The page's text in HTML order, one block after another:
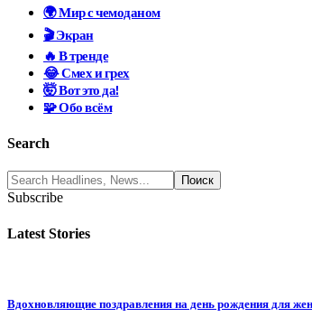
🌍 Мир с чемоданом
🎬 Экран
🔥 В тренде
😂 Смех и грех
🤯 Вот это да!
🧩 Обо всём
Search
Subscribe
Latest Stories
Вдохновляющие поздравления на день рождения для